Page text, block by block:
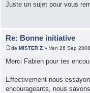
Juste un sujet pour vous
Re: Bonne initiative
de MISTER Z » Ven 26 Sep
Merci Fabien pour tes
Effectivement nous
encourageants, nous